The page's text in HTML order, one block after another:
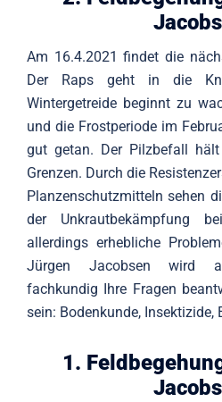
Am 16.4.2021 findet die
Der Raps geht in die
Wintergetreide beginnt zu
und die Frostperiode im
gut getan. Der Pilzbefall
Grenzen. Durch die
Planzenschutzmitteln sehen
der Unkrautbekämpfung
allerdings erhebliche
Jürgen Jacobsen wird
fachkundig Ihre Fragen
sein: Bodenkunde, Insektizide,
1.